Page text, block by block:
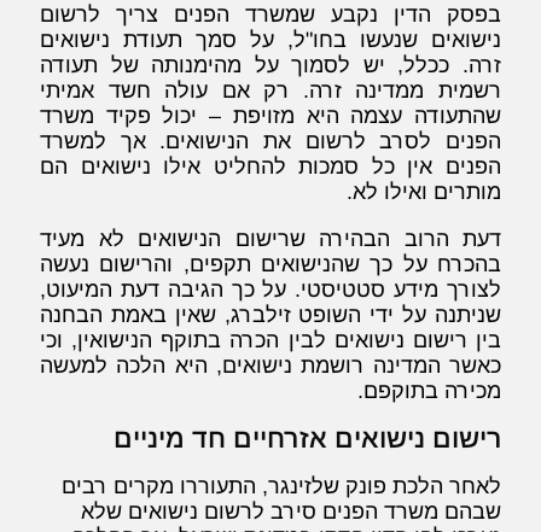
בפסק הדין נקבע שמשרד הפנים צריך לרשום
נישואים שנעשו בחו"ל, על סמך תעודת נישואים
זרה. ככלל, יש לסמוך על מהימנותה של תעודה
רשמית ממדינה זרה. רק אם עולה חשד אמיתי
שהתעודה עצמה היא מזויפת – יכול פקיד משרד
הפנים לסרב לרשום את הנישואים. אך למשרד
הפנים אין כל סמכות להחליט אילו נישואים הם
מותרים ואילו לא.
דעת הרוב הבהירה שרישום הנישואים לא מעיד
בהכרח על כך שהנישואים תקפים, והרישום נעשה
לצורך מידע סטטיסטי. על כך הגיבה דעת המיעוט,
שניתנה על ידי השופט זילברג, שאין באמת הבחנה
בין רישום נישואים לבין הכרה בתוקף הנישואין, וכי
כאשר המדינה רושמת נישואים, היא הלכה למעשה
מכירה בתוקפם.
רישום נישואים אזרחיים חד מיניים
לאחר הלכת פונק שלזינגר, התעוררו מקרים רבים
שבהם משרד הפנים סירב לרשום נישואים שלא